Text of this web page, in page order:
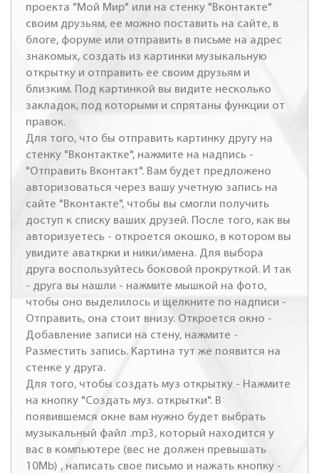
проекта "Мой Мир" или на стенку "Вконтакте"
своим друзьям, ее можно поставить на сайте, в
блоге, форуме или отправить в письме на адрес
знакомых, создать из картинки музыкальную
открытку и отправить ее своим друзьям и
близким. Под картинкой вы видите несколько
закладок, под которыми и спрятаны функции от
правок.
Для того, что бы отправить картинку другу на
стенку "Вконтактке", нажмите на надпись -
"Отправить Вконтакт". Вам будет предложено
авторизоваться через вашу учетную запись на
сайте "Вконтакте", чтобы вы смогли получить
доступ к списку ваших друзей. После того, как вы
авторизуетесь - откроется окошко, в котором вы
увидите аваткрки и ники/имена. Для выбора
друга воспользуйтесь боковой прокруткой. И так
- друга вы нашли - нажмите мышкой на фото,
чтобы оно выделилось и щелкните по надписи -
Отправить, она стоит внизу. Откроется окно -
Добавление записи на стену, нажмите -
Разместить запись. Картина тут же появится на
стенке у друга.
Для того, чтобы создать муз открытку - Нажмите
на кнопку "Создать муз. открытки". В
появившемся окне вам нужно будет выбрать
музыкальный файл .mp3, который находится у
вас в компьютере (вес не должен превышать
10Mb) , написать свое письмо и нажать кнопку -